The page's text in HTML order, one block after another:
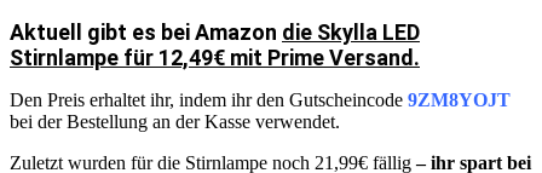
Aktuell gibt es bei Amazon die Skylla LED
Stirnlampe für 12,49€ mit Prime Versand.
Den Preis erhaltet ihr, indem ihr den Gutscheincode 9ZM8YOJT
bei der Bestellung an der Kasse verwendet.
Zuletzt wurden für die Stirnlampe noch 21,99€ fällig– ihr spart bei